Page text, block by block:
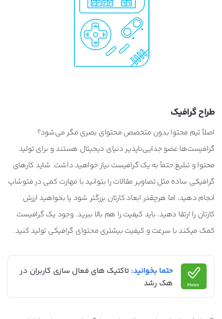
طراح گرافیک
اصلاً تیم محتوا بدون متخصص محتوای بصری مگر می‌شود؟
گرافیست‌ها عضو جدایی‌ناپذیر دنیای دیجیتال هستند و برای تولید
محتوا و تبلیغ حتماً به یک گرافیست نیاز خواهید داشت. شاید کارهای
گرافیکی ساده مثل تصاویر مقالات را بتوانید با مهارت کمی در فتوشاپ
انجام دهید، اما هرچقدر ابعاد کارتان بزرگتر شود یا بخواهید ارزش
کارتان را ارتقا دهید، باید کیفیت را هم بالا ببرید. وجود یک گرافیست
کمک میکند با سرعت و کیفیت بیشتری محتوای گرافیکی تولید کنید.
حتما بخوانید: تاکتیک های فعال سازی کاربران در
هک رشد